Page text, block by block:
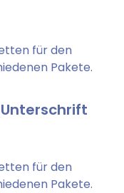
für den
Pakete.
für den
Pakete.